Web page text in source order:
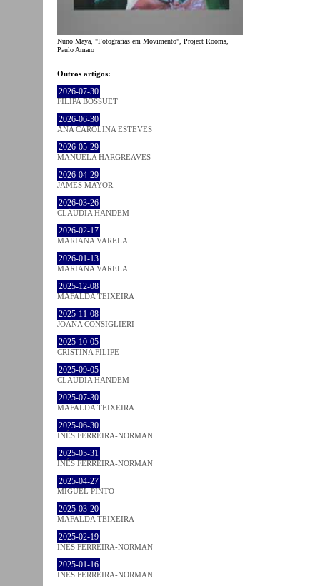
Nuno Maya, "Fotografias em Movimento", Project Rooms,
Paulo Amaro
Outros artigos:
2026-07-30
FILIPA BOSSUET
2026-06-30
ANA CAROLINA ESTEVES
2026-05-29
MANUELA HARGREAVES
2026-04-29
JAMES MAYOR
2026-03-26
CLÁUDIA HANDEM
2026-02-17
MARIANA VARELA
2026-01-13
MARIANA VARELA
2025-12-08
MAFALDA TEIXEIRA
2025-11-08
JOANA CONSIGLIERI
2025-10-05
CRISTINA FILIPE
2025-09-05
CLÁUDIA HANDEM
2025-07-30
MAFALDA TEIXEIRA
2025-06-30
INÊS FERREIRA-NORMAN
2025-05-31
INÊS FERREIRA-NORMAN
2025-04-27
MIGUEL PINTO
2025-03-20
MAFALDA TEIXEIRA
2025-02-19
INÊS FERREIRA-NORMAN
2025-01-16
INÊS FERREIRA-NORMAN